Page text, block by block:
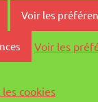
Voir les
Voir les
cookies